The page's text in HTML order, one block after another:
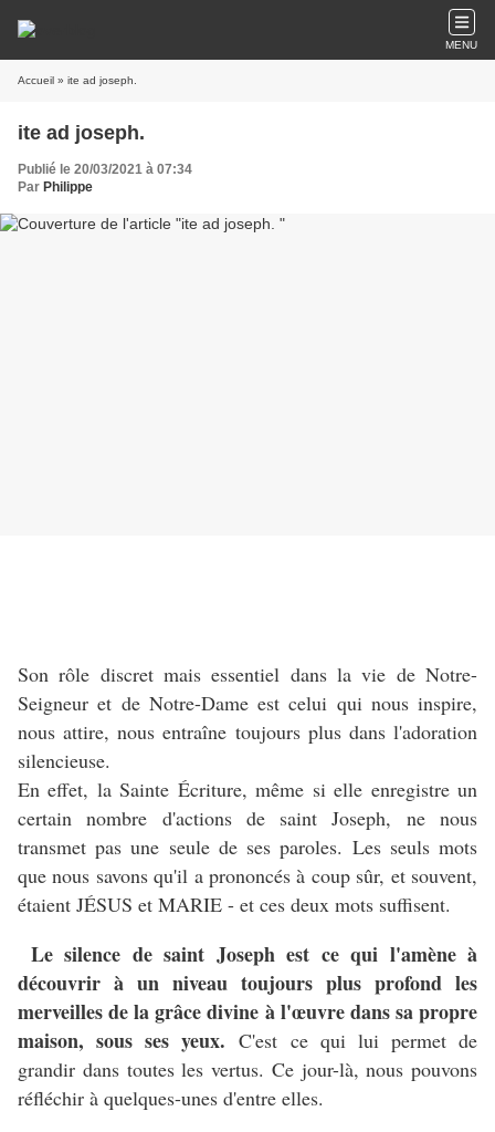
MENU
Accueil » ite ad joseph.
ite ad joseph.
Publié le 20/03/2021 à 07:34
Par Philippe
Son rôle discret mais essentiel dans la vie de Notre-
Seigneur et de Notre-Dame est celui qui nous inspire,
nous attire, nous entraîne toujours plus dans l'adoration
silencieuse.
En effet, la Sainte Écriture, même si elle enregistre un
certain nombre d'actions de saint Joseph, ne nous
transmet pas une seule de ses paroles. Les seuls mots
que nous savons qu'il a prononcés à coup sûr, et souvent,
étaient JÉSUS et MARIE - et ces deux mots suffisent.
Le silence de saint Joseph est ce qui l'amène à
découvrir à un niveau toujours plus profond les
merveilles de la grâce divine à l'œuvre dans sa propre
maison, sous ses yeux.C'est ce qui lui permet de
grandir dans toutes les vertus. Ce jour-là, nous pouvons
réfléchir à quelques-unes d'entre elles.